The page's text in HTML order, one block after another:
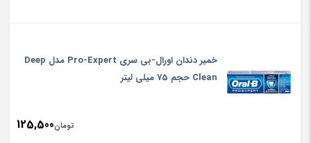
خمیر دندان اورال-بی سری Pro-Expert مدل Deep
Clean حجم 75 میلی لیتر
تومان125,500